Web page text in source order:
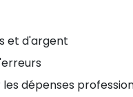
et d'argent
dépenses